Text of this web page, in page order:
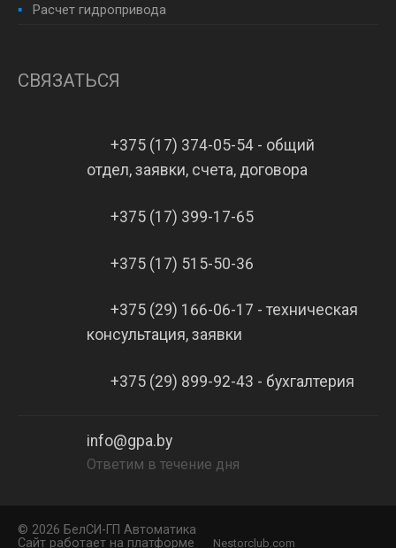
Расчет гидропривода
СВЯЗАТЬСЯ
+375 (17) 374-05-54 - общий
отдел, заявки, счета, договора
+375 (17) 399-17-65
+375 (17) 515-50-36
+375 (29) 166-06-17 - техническая
консультация, заявки
+375 (29) 899-92-43 - бухгалтерия
info@gpa.by
Ответим в течение дня
© 2026 БелCИ-ГП Автоматика
Сайт работает на платформе
Nestorclub.com